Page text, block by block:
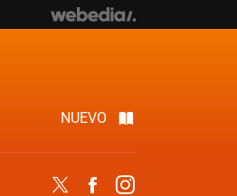
NUEVO
Twitter Facebook